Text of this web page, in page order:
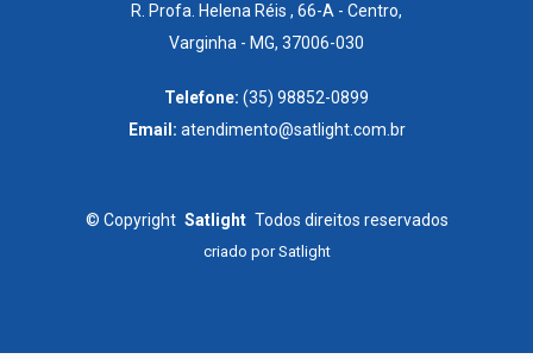
R. Profa. Helena Réis , 66-A - Centro,
Varginha - MG, 37006-030
Telefone: (35) 98852-0899
Email: atendimento@satlight.com.br
© Copyright Satlight Todos direitos reservados
criado porSatlight